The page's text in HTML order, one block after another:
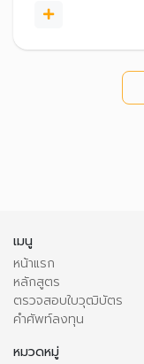
เมนู
หน้าแรก
หลักสูตร
ตรวจสอบใบวุฒิบัตร
คำศัพท์ลงทุน
หมวดหมู่